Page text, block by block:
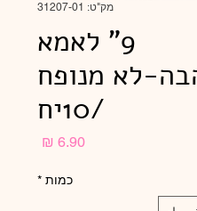
מק"ט: 31207-01
9" לאמא
לא מנופח
/10יח
כמות *